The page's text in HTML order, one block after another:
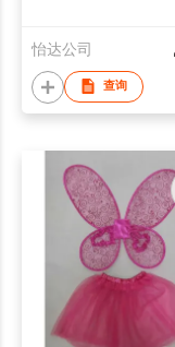
怡达公司
查询